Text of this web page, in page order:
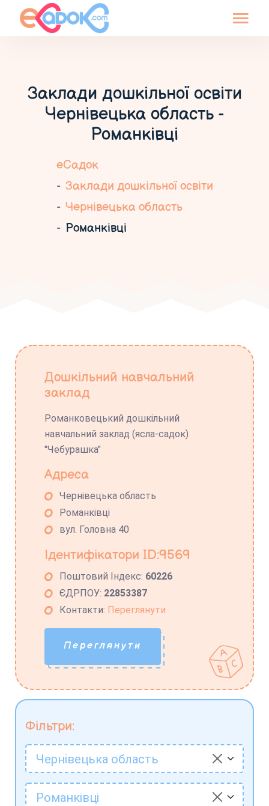
Заклади дошкільної освіти
Чернівецька область -
Романківці
еСадок
Заклади дошкільної освіти
Чернівецька область
Романківці
Фільтри:
Чернівецька область
Романківці
Дошкільний навчальний
заклад
Романковецький дошкільний
навчальний заклад (ясла-садок)
"Чебурашка"
Адреса
Чернівецька область
Романківці
вул. Головна 40
Ідентифікатори ID:9569
Поштовий Індекс: 60226
ЄДРПОУ: 22853387
Контакти: Переглянути
Переглянути